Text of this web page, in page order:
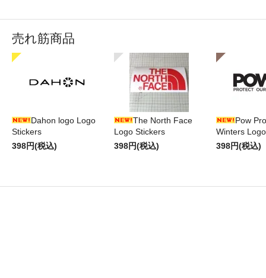
売れ筋商品
Dahon logo Logo
Stickers
398円(税込)
The North Face
Logo Stickers
398円(税込)
Pow
Winters
398円(税込)